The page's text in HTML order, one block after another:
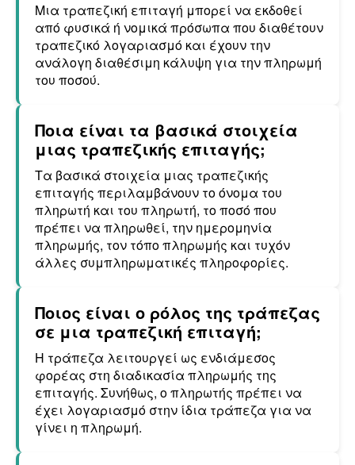
Μια τραπεζική επιταγή μπορεί να εκδοθεί
από φυσικά ή νομικά πρόσωπα που διαθέτουν
τραπεζικό λογαριασμό και έχουν την
ανάλογη διαθέσιμη κάλυψη για την πληρωμή
του ποσού.
Ποια είναι τα βασικά στοιχεία
μιας τραπεζικής επιταγής;
Τα βασικά στοιχεία μιας τραπεζικής
επιταγής περιλαμβάνουν το όνομα του
πληρωτή και του πληρωτή, το ποσό που
πρέπει να πληρωθεί, την ημερομηνία
πληρωμής, τον τόπο πληρωμής και τυχόν
άλλες συμπληρωματικές πληροφορίες.
Ποιος είναι ο ρόλος της τράπεζας
σε μια τραπεζική επιταγή;
Η τράπεζα λειτουργεί ως ενδιάμεσος
φορέας στη διαδικασία πληρωμής της
επιταγής. Συνήθως, ο πληρωτής πρέπει να
έχει λογαριασμό στην ίδια τράπεζα για να
γίνει η πληρωμή.